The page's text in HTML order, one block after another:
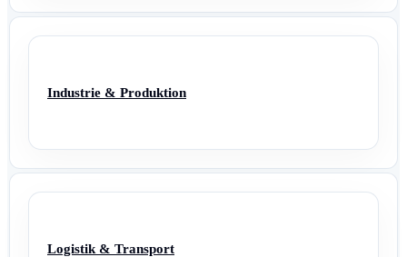
Industrie & Produktion
Logistik & Transport